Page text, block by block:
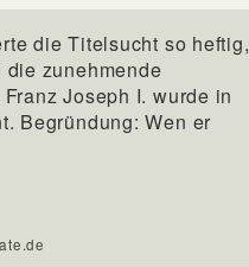
die Titelsucht so heftig,
zunehmende
Joseph I. wurde in
Begründung: Wen er